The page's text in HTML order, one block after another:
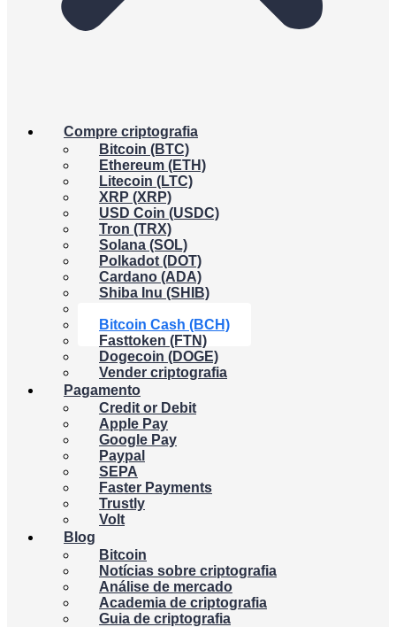
Compre criptografia
Bitcoin (BTC)
Ethereum (ETH)
Litecoin (LTC)
XRP (XRP)
USD Coin (USDC)
Tron (TRX)
Solana (SOL)
Polkadot (DOT)
Cardano (ADA)
Shiba Inu (SHIB)
Bitcoin Cash (BCH)
Fasttoken (FTN)
Dogecoin (DOGE)
Vender criptografia
Pagamento
Credit or Debit
Apple Pay
Google Pay
Paypal
SEPA
Faster Payments
Trustly
Volt
Blog
Bitcoin
Notícias sobre criptografia
Análise de mercado
Academia de criptografia
Guia de criptografia